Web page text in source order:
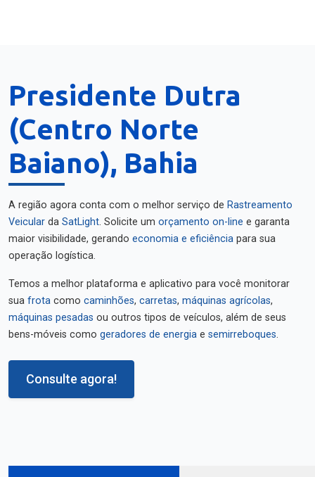
Presidente Dutra
(Centro Norte
Baiano), Bahia
A região agora conta com o melhor serviço de Rastreamento
Veicular da SatLight. Solicite um orçamento on-line e garanta
maior visibilidade, gerando economia e eficiência para sua
operação logística.
Temos a melhor plataforma e aplicativo para você monitorar
sua frota como caminhões, carretas, máquinas agrícolas,
máquinas pesadas ou outros tipos de veículos, além de seus
bens-móveis como geradores de energia e semirreboques.
Consulte agora!